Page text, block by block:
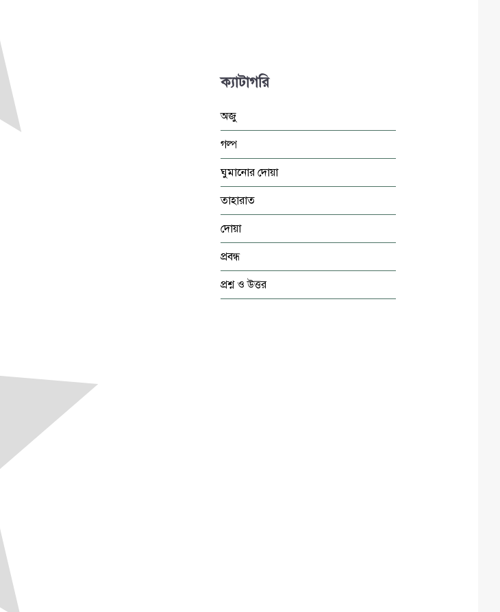
ক্যাটাগরি
অজু
গল্প
ঘুমানোর দোয়া
তাহারাত
দোয়া
প্রবন্ধ
প্রশ্ন ও উত্তর